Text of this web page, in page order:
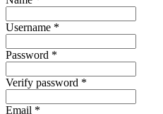
Username *
Password *
Verify password *
Email *